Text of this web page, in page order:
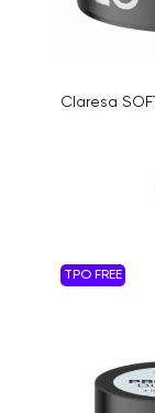
TPO FREE